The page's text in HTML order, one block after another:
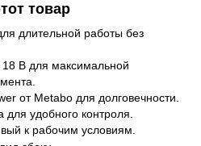
товар
длительной работы без
В для максимальной
от Metabo для долговечности.
удобного контроля.
к рабочим условиям.